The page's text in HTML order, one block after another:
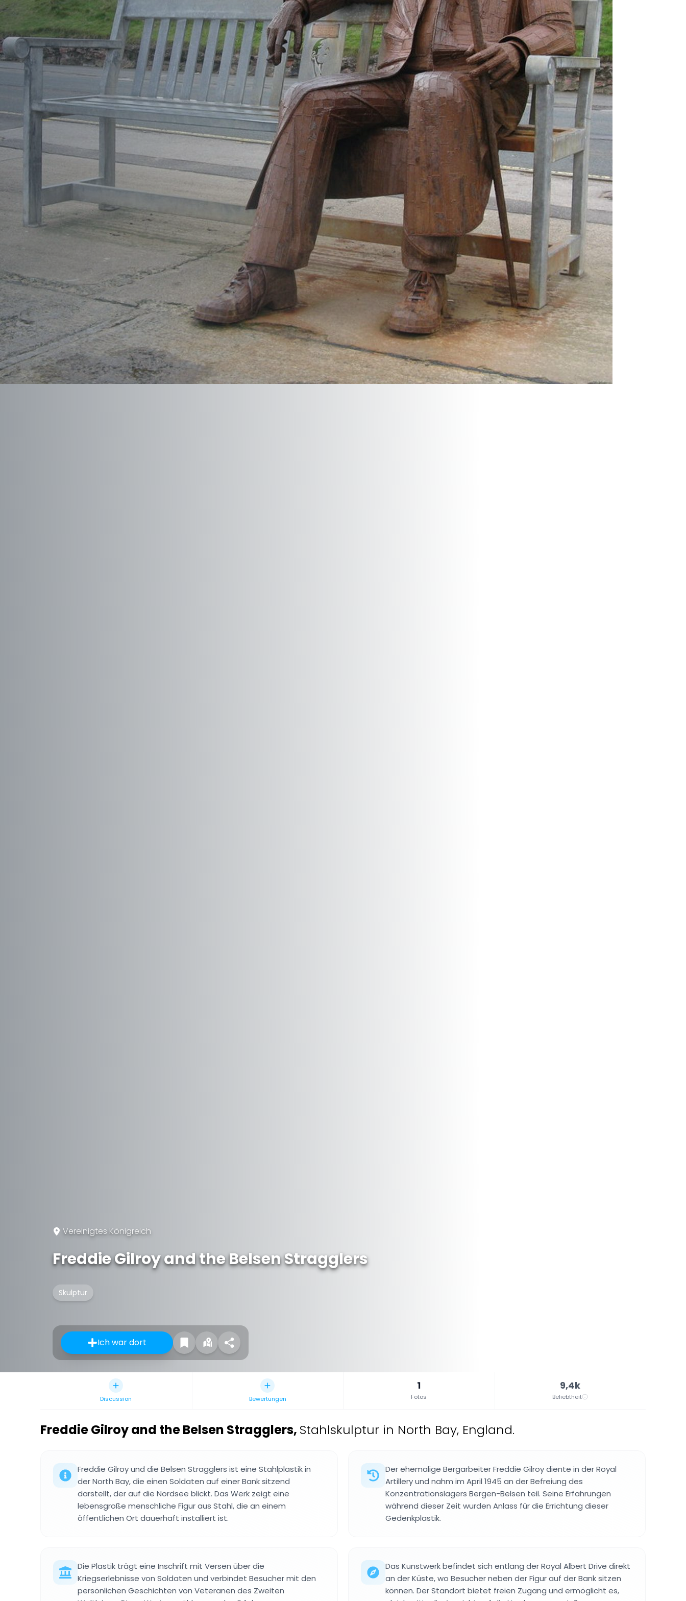
Vereinigtes Königreich
Freddie Gilroy and the Belsen Stragglers
Skulptur
Ich war dort
Discussion Bewertungen
1
Fotos
9,4k
Beliebtheit
Freddie Gilroy and the Belsen Stragglers, Stahlskulptur in North Bay, England.
Freddie Gilroy und die Belsen Stragglers ist eine Stahlplastik in
der North Bay, die einen Soldaten auf einer Bank sitzend
darstellt, der auf die Nordsee blickt. Das Werk zeigt eine
lebensgroße menschliche Figur aus Stahl, die an einem
öffentlichen Ort dauerhaft installiert ist.
Der ehemalige Bergarbeiter Freddie Gilroy diente in der Royal
Artillery und nahm im April 1945 an der Befreiung des
Konzentrationslagers Bergen-Belsen teil. Seine Erfahrungen
während dieser Zeit wurden Anlass für die Errichtung dieser
Gedenkplastik.
Die Plastik trägt eine Inschrift mit Versen über die
Kriegserlebnisse von Soldaten und verbindet Besucher mit den
persönlichen Geschichten von Veteranen des Zweiten
Das Kunstwerk befindet sich entlang der Royal Albert Drive direkt
an der Küste, wo Besucher neben der Figur auf der Bank sitzen
können. Der Standort bietet freien Zugang und ermöglicht es,